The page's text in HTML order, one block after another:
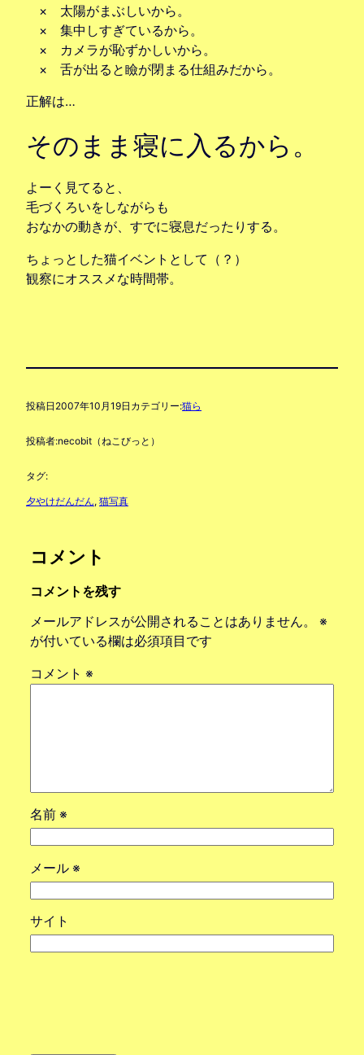
× 太陽がまぶしいから。
× 集中しすぎているから。
× カメラが恥ずかしいから。
× 舌が出ると瞼が閉まる仕組みだから。
正解は…
そのまま寝に入るから。
よーく見てると、
毛づくろいをしながらも
おなかの動きが、すでに寝息だったりする。
ちょっとした猫イベントとして（？）
観察にオススメな時間帯。
投稿日 2007年10月19日 カテゴリー:猫ら
投稿者:necobit（ねこびっと）
タグ:
夕やけだんだん, 猫写真
コメント
コメントを残す
メールアドレスが公開されることはありません。
※
が付いている欄は必須項目です
コメント ※
名前 ※
メール ※
サイト